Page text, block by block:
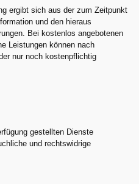
ergibt sich aus der zum Zeitpunkt
und den hieraus
Bei kostenlos angebotenen
Leistungen können nach
nur noch kostenpflichtig
gestellten Dienste
und rechtswidrige